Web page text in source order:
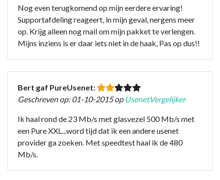
Nog even terugkomend op mijn eerdere ervaring!
Supportafdeling reageert, in mijn geval, nergens meer
op. Krijg alleen nog mail om mijn pakket te verlengen.
Mijns inziens is er daar iets niet in de haak, Pas op dus!!
Bert gaf PureUsenet:
Geschreven op: 01-10-2015 op UsenetVergelijker
Ik haal rond de 23 Mb/s met glasvezel 500 Mb/s met
een Pure XXL...word tijd dat ik een andere usenet
provider ga zoeken. Met speedtest haal ik de 480
Mb/s.